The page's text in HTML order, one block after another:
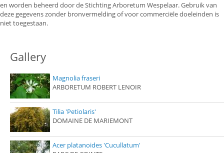
en worden beheerd door de Stichting Arboretum Wespelaar. Gebruik van
deze gegevens zonder bronvermelding of voor commerciële doeleinden is
niet toegestaan.
Gallery
Magnolia fraseri
ARBORETUM ROBERT LENOIR
Tilia 'Petiolaris'
DOMAINE DE MARIEMONT
Acer platanoides 'Cucullatum'